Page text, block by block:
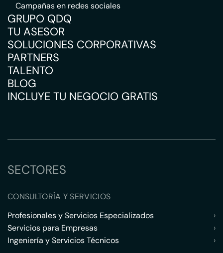
Campañas en redes sociales
GRUPO QDQ
TU ASESOR
SOLUCIONES CORPORATIVAS
PARTNERS
TALENTO
BLOG
INCLUYE TU NEGOCIO GRATIS
SECTORES
CONSULTORÍA Y SERVICIOS
Profesionales y Servicios Especializados
›
Servicios para Empresas
›
Ingeniería y Servicios Técnicos
›